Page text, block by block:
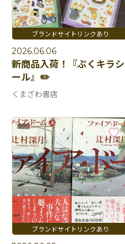
2026.06.06
新商品入荷！『ぷくキラシ
ール』✏️
くまざわ書店